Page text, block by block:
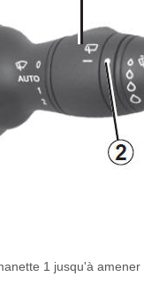
1 jusqu'à